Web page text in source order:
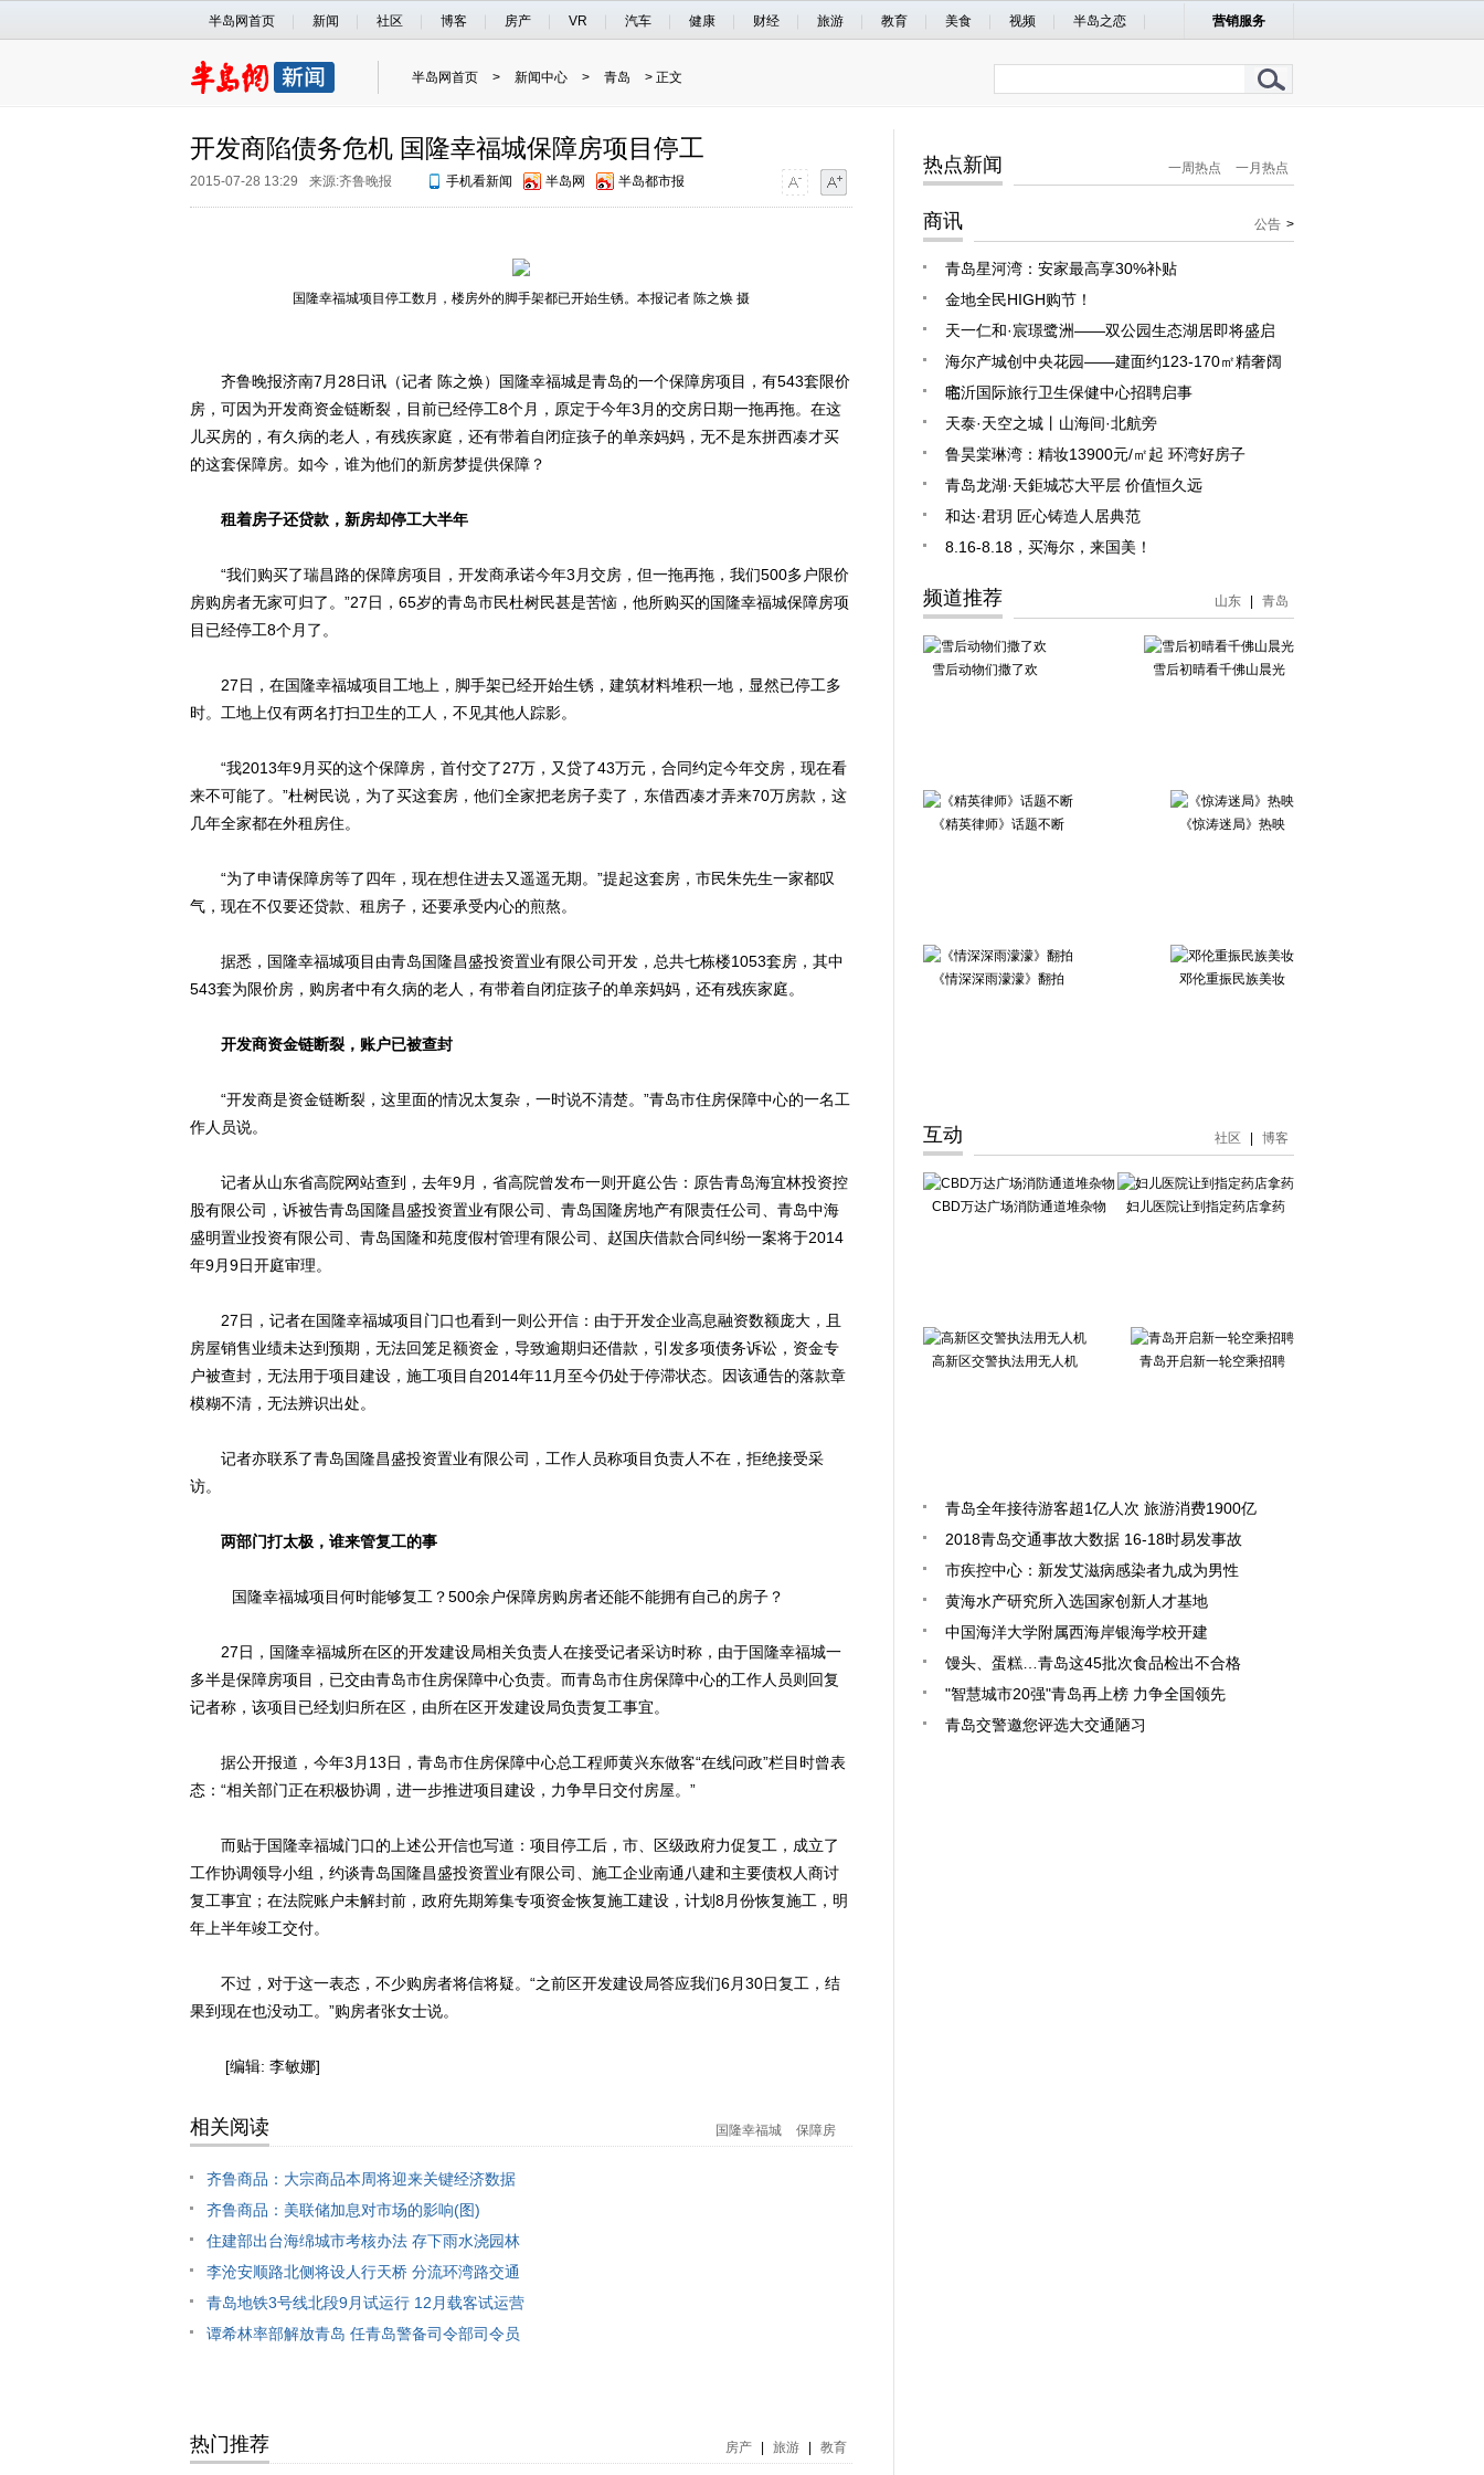
半岛网首页 新闻 社区 博客 房产 VR 汽车 健康 财经 旅游 教育 美食 视频 半岛之恋 营销服务
半岛网首页 > 新闻中心 > 青岛 > 正文
开发商陷债务危机 国隆幸福城保障房项目停工
2015-07-28 13:29 来源:齐鲁晚报 手机看新闻 半岛网 半岛都市报
国隆幸福城项目停工数月，楼房外的脚手架都已开始生锈。本报记者 陈之焕 摄
齐鲁晚报济南7月28日讯（记者 陈之焕）国隆幸福城是青岛的一个保障房项目，有543套限价
房，可因为开发商资金链断裂，目前已经停工8个月，原定于今年3月的交房日期一拖再拖。在这
儿买房的，有久病的老人，有残疾家庭，还有带着自闭症孩子的单亲妈妈，无不是东拼西凑才买
的这套保障房。如今，谁为他们的新房梦提供保障？
租着房子还贷款，新房却停工大半年
“我们购买了瑞昌路的保障房项目，开发商承诺今年3月交房，但一拖再拖，我们500多户限价
房购房者无家可归了。”27日，65岁的青岛市民杜树民甚是苦恼，他所购买的国隆幸福城保障房项
目已经停工8个月了。
27日，在国隆幸福城项目工地上，脚手架已经开始生锈，建筑材料堆积一地，显然已停工多
时。工地上仅有两名打扫卫生的工人，不见其他人踪影。
“我2013年9月买的这个保障房，首付交了27万，又贷了43万元，合同约定今年交房，现在看
来不可能了。”杜树民说，为了买这套房，他们全家把老房子卖了，东借西凑才弄来70万房款，这
几年全家都在外租房住。
“为了申请保障房等了四年，现在想住进去又遥遥无期。”提起这套房，市民朱先生一家都叹
气，现在不仅要还贷款、租房子，还要承受内心的煎熬。
据悉，国隆幸福城项目由青岛国隆昌盛投资置业有限公司开发，总共七栋楼1053套房，其中
543套为限价房，购房者中有久病的老人，有带着自闭症孩子的单亲妈妈，还有残疾家庭。
开发商资金链断裂，账户已被查封
“开发商是资金链断裂，这里面的情况太复杂，一时说不清楚。”青岛市住房保障中心的一名工
作人员说。
记者从山东省高院网站查到，去年9月，省高院曾发布一则开庭公告：原告青岛海宜林投资控
股有限公司，诉被告青岛国隆昌盛投资置业有限公司、青岛国隆房地产有限责任公司、青岛中海
盛明置业投资有限公司、青岛国隆和苑度假村管理有限公司、赵国庆借款合同纠纷一案将于2014
年9月9日开庭审理。
27日，记者在国隆幸福城项目门口也看到一则公开信：由于开发企业高息融资数额庞大，且
房屋销售业绩未达到预期，无法回笼足额资金，导致逾期归还借款，引发多项债务诉讼，资金专
户被查封，无法用于项目建设，施工项目自2014年11月至今仍处于停滞状态。因该通告的落款章
模糊不清，无法辨识出处。
记者亦联系了青岛国隆昌盛投资置业有限公司，工作人员称项目负责人不在，拒绝接受采
访。
两部门打太极，谁来管复工的事
国隆幸福城项目何时能够复工？500余户保障房购房者还能不能拥有自己的房子？
27日，国隆幸福城所在区的开发建设局相关负责人在接受记者采访时称，由于国隆幸福城一
多半是保障房项目，已交由青岛市住房保障中心负责。而青岛市住房保障中心的工作人员则回复
记者称，该项目已经划归所在区，由所在区开发建设局负责复工事宜。
据公开报道，今年3月13日，青岛市住房保障中心总工程师黄兴东做客“在线问政”栏目时曾表
态：“相关部门正在积极协调，进一步推进项目建设，力争早日交付房屋。”
而贴于国隆幸福城门口的上述公开信也写道：项目停工后，市、区级政府力促复工，成立了
工作协调领导小组，约谈青岛国隆昌盛投资置业有限公司、施工企业南通八建和主要债权人商讨
复工事宜；在法院账户未解封前，政府先期筹集专项资金恢复施工建设，计划8月份恢复施工，明
年上半年竣工交付。
不过，对于这一表态，不少购房者将信将疑。“之前区开发建设局答应我们6月30日复工，结
果到现在也没动工。”购房者张女士说。
[编辑: 李敏娜]
相关阅读 国隆幸福城 保障房
齐鲁商品：大宗商品本周将迎来关键经济数据
齐鲁商品：美联储加息对市场的影响(图)
住建部出台海绵城市考核办法 存下雨水浇园林
李沧安顺路北侧将设人行天桥 分流环湾路交通
青岛地铁3号线北段9月试运行 12月载客试运营
谭希林率部解放青岛 任青岛警备司令部司令员
热门推荐 房产 旅游 教育
热点新闻 一周热点 一月热点
商讯 公告 >
青岛星河湾：安家最高享30%补贴
金地全民HIGH购节！
天一仁和·宸璟鹭洲——双公园生态湖居即将盛启
海尔产城创中央花园——建面约123-170㎡精奢阔
宅
临沂国际旅行卫生保健中心招聘启事
天泰·天空之城丨山海间·北航旁
鲁昊棠琳湾：精妆13900元/㎡起 环湾好房子
青岛龙湖·天鉅城芯大平层 价值恒久远
和达·君玥 匠心铸造人居典范
8.16-8.18，买海尔，来国美！
频道推荐 山东 青岛
雪后动物们撒了欢 雪后初晴看千佛山晨光
《精英律师》话题不断 《惊涛迷局》热映
《情深深雨濛濛》翻拍 邓伦重振民族美妆
互动 社区 博客
CBD万达广场消防通道堆杂物 妇儿医院让到指定药店拿药
高新区交警执法用无人机 青岛开启新一轮空乘招聘
青岛全年接待游客超1亿人次 旅游消费1900亿
2018青岛交通事故大数据 16-18时易发事故
市疾控中心：新发艾滋病感染者九成为男性
黄海水产研究所入选国家创新人才基地
中国海洋大学附属西海岸银海学校开建
馒头、蛋糕…青岛这45批次食品检出不合格
"智慧城市20强"青岛再上榜 力争全国领先
青岛交警邀您评选大交通陋习